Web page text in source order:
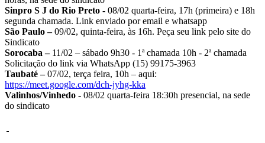
Sinpro S J do Rio Preto - 08/02 quarta-feira, 17h (primeira) e 18h
segunda chamada. Link enviado por email e whatsapp
São Paulo –09/02, quinta-feira, às 16h. Peça seu link pelo site do
Sindicato
Sorocaba –11/02 – sábado 9h30 - 1ª chamada 10h - 2ª chamada
Solicitação do link via WhatsApp (15) 99175-3963
Taubaté –07/02, terça feira, 10h – aqui:
https://meet.google.com/dch-jyhg-kka
Valinhos/Vinhedo - 08/02 quarta-feira 18:30h presencial, na sede
do sindicato